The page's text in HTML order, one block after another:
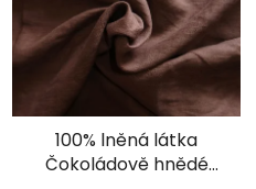
100% lněná látka
Čokoládově hnědé